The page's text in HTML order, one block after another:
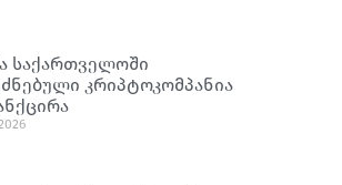
საქართველოში
კრიპტოკომპანია